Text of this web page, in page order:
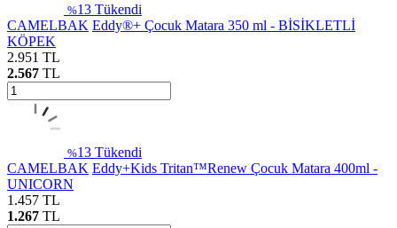
%13 Tükendi
CAMELBAK Eddy®+ Çocuk Matara 350 ml - BİSİKLETLİ
KÖPEK
2.951 TL
2.567 TL
%13 Tükendi
CAMELBAK Eddy+Kids Tritan™Renew Çocuk Matara 400ml -
UNICORN
1.457 TL
1.267 TL